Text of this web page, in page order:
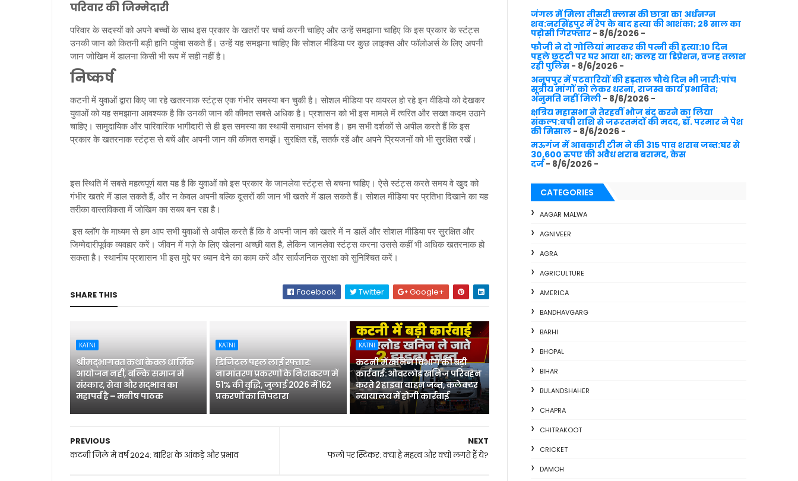
परिवार की जिम्मेदारी
परिवार के सदस्यों को अपने बच्चों के साथ इस प्रकार के खतरों पर चर्चा करनी चाहिए और उन्हें समझाना चाहिए कि इस प्रकार के स्टंट्स
उनकी जान को कितनी बड़ी हानि पहुंचा सकते हैं। उन्हें यह समझना चाहिए कि सोशल मीडिया पर कुछ लाइक्स और फॉलोअर्स के लिए अपनी
जान जोखिम में डालना किसी भी रूप में सही नहीं है।
निष्कर्ष
कटनी में युवाओं द्वारा किए जा रहे खतरनाक स्टंट्स एक गंभीर समस्या बन चुकी है। सोशल मीडिया पर वायरल हो रहे इन वीडियो को देखकर
युवाओं को यह समझाना आवश्यक है कि उनकी जान की कीमत सबसे अधिक है। प्रशासन को भी इस मामले में त्वरित और सख्त कदम उठाने
चाहिए। सामुदायिक और पारिवारिक भागीदारी से ही इस समस्या का स्थायी समाधान संभव है। हम सभी दर्शकों से अपील करते हैं कि इस
प्रकार के खतरनाक स्टंट्स से बचें और अपनी जान की कीमत समझें। सुरक्षित रहें, सतर्क रहें और अपने प्रियजनों को भी सुरक्षित रखें।
इस स्थिति में सबसे महत्वपूर्ण बात यह है कि युवाओं को इस प्रकार के जानलेवा स्टंट्स से बचना चाहिए। ऐसे स्टंट्स करते समय वे खुद को
गंभीर खतरे में डाल सकते हैं, और न केवल अपनी बल्कि दूसरों की जान भी खतरे में डाल सकते हैं। सोशल मीडिया पर प्रतिभा दिखाने का यह
तरीका वास्तविकता में जोखिम का सबब बन रहा है।
इस ब्लॉग के माध्यम से हम आप सभी युवाओं से अपील करते हैं कि वे अपनी जान को खतरे में न डालें और सोशल मीडिया पर सुरक्षित और
जिम्मेदारीपूर्वक व्यवहार करें। जीवन में मज़े के लिए खेलना अच्छी बात है, लेकिन जानलेवा स्टंट्स करना उससे कहीं भी अधिक खतरनाक हो
सकता है। स्थानीय प्रशासन भी इस मुद्दे पर ध्यान देने का काम करें और सार्वजनिक सुरक्षा को सुनिश्चित करें।
SHARE THIS Facebook Twitter Google+
KATNI
श्रीमद्भागवत कथा केवल धार्मिक
आयोजन नहीं, बल्कि समाज में
संस्कार, सेवा और सद्भाव का
महापर्व है – मनीष पाठक
KATNI
डिजिटल पहल लाई रफ्तार:
नामांतरण प्रकरणों के निराकरण में
51% की वृद्धि, जुलाई 2026 में 162
प्रकरणों का निपटारा
KATNI
कटनी में खनिज विभाग की बड़ी
कार्रवाई: ओवरलोड खनिज परिवहन
करते 2 हाइवा वाहन जब्त, कलेक्टर
न्यायालय में होगी कार्रवाई
NEXT
फलों पर स्टिकर: क्या है महत्व और क्यों लगते हैं ये?
PREVIOUS
कटनी जिले में वर्ष 2024: बारिश के आंकड़े और प्रभाव
जंगल में मिला तीसरी क्लास की छात्रा का अर्धनग्न
शव:नरसिंहपुर में रेप के बाद हत्या की आशंका; 28 साल का
पड़ोसी गिरफ्तार - 8/6/2026 -
फौजी ने दो गोलियां मारकर की पत्नी की हत्या:10 दिन
पहले छुट्‌टी पर घर आया था; कलह या डिप्रेशन, वजह तलाश
रही पुलिस - 8/6/2026 -
अनूपपुर में पटवारियों की हड़ताल चौथे दिन भी जारी:पांच
सूत्रीय मांगों को लेकर धरना, राजस्व कार्य प्रभावित;
अनुमति नहीं मिली - 8/6/2026 -
क्षत्रिय महासभा ने तेरहवीं भोज बंद करने का लिया
संकल्प:बची राशि से जरूरतमंदों की मदद, डॉ. परमार ने पेश
की मिसाल - 8/6/2026 -
मऊगंज में आबकारी टीम ने की 315 पाव शराब जब्त:घर से
30,600 रुपए की अवैध शराब बरामद, केस
दर्ज- 8/6/2026 -
CATEGORIES
AAGAR MALWA
AGNIVEER
AGRA
AGRICULTURE
AMERICA
BANDHAVGARG
BARHI
BHOPAL
BIHAR
BULANDSHAHER
CHAPRA
CHITRAKOOT
CRICKET
DAMOH